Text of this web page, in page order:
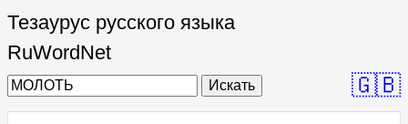
Тезаурус русского языка
RuWordNet
Искать 🇬🇧